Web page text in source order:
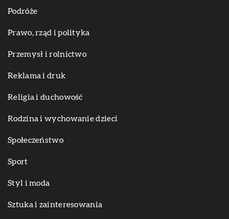
Podróże
Prawo, rząd i polityka
Przemysł i rolnictwo
Reklama i druk
Religia i duchowość
Rodzina i wychowanie dzieci
Społeczeństwo
Sport
Styl i moda
Sztuka i zainteresowania